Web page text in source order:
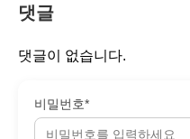
댓글
댓글이 없습니다.
비밀번호*